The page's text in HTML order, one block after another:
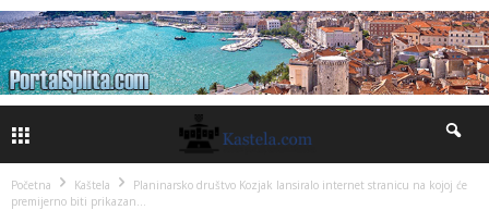
Početna Kaštela
Planinarsko društvo Kozjak lansiralo internet stranicu na kojoj će
premijerno biti prikazan...